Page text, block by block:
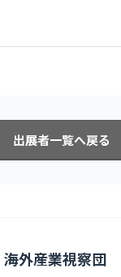
海外産業視察団